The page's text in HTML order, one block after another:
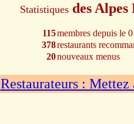
Statistiques des
115membres depuis le
378restaurants
20nouveaux menus
Restaurateurs :